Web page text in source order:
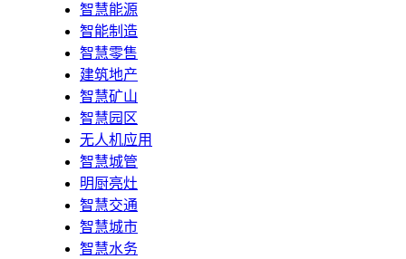
智慧能源
智能制造
智慧零售
建筑地产
智慧矿山
智慧园区
无人机应用
智慧城管
明厨亮灶
智慧交通
智慧城市
智慧水务